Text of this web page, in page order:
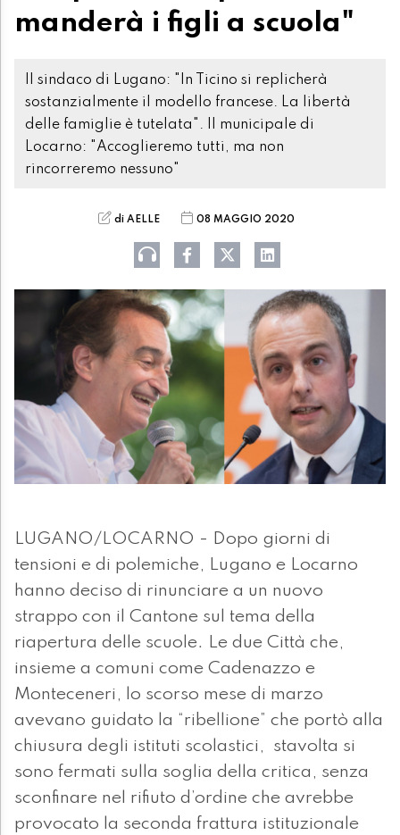
manderà i figli a scuola"
Il sindaco di Lugano: "In Ticino si replicherà
sostanzialmente il modello francese. La libertà
delle famiglie è tutelata". Il municipale di
Locarno: "Accoglieremo tutti, ma non
rincorreremo nessuno"
di AELLE 08 MAGGIO 2020
LUGANO/LOCARNO - Dopo giorni di
tensioni e di polemiche, Lugano e Locarno
hanno deciso di rinunciare a un nuovo
strappo con il Cantone sul tema della
riapertura delle scuole. Le due Città che,
insieme a comuni come Cadenazzo e
Monteceneri, lo scorso mese di marzo
avevano guidato la “ribellione” che portò alla
chiusura degli istituti scolastici, stavolta si
sono fermati sulla soglia della critica, senza
sconfinare nel rifiuto d’ordine che avrebbe
provocato la seconda frattura istituzionale